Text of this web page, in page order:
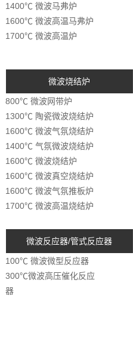
1400℃ 微波马弗炉
1600℃ 微波高温马弗炉
1700℃ 微波高温炉
微波烧结炉
800℃ 微波网带炉
1300℃ 陶瓷微波烧结炉
1600℃ 微波气氛烧结炉
1400℃ 气氛微波烧结炉
1600℃ 微波烧结炉
1600℃ 微波真空烧结炉
1600℃ 微波气氛推板炉
1700℃ 微波高温烧结炉
微波反应器/管式反应器
100℃ 微波微型反应器
300℃微波高压催化反应
器